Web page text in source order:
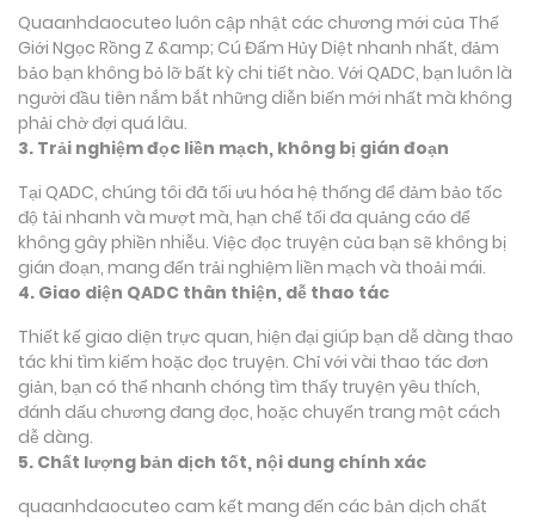
Quaanhdaocuteo luôn cập nhật các chương mới của Thế
Giới Ngọc Rồng Z &amp; Cú Đấm Hủy Diệt nhanh nhất, đảm
bảo bạn không bỏ lỡ bất kỳ chi tiết nào. Với QADC, bạn luôn là
người đầu tiên nắm bắt những diễn biến mới nhất mà không
phải chờ đợi quá lâu.
3. Trải nghiệm đọc liền mạch, không bị gián đoạn
Tại QADC, chúng tôi đã tối ưu hóa hệ thống để đảm bảo tốc
độ tải nhanh và mượt mà, hạn chế tối đa quảng cáo để
không gây phiền nhiễu. Việc đọc truyện của bạn sẽ không bị
gián đoạn, mang đến trải nghiệm liền mạch và thoải mái.
4. Giao diện QADC thân thiện, dễ thao tác
Thiết kế giao diện trực quan, hiện đại giúp bạn dễ dàng thao
tác khi tìm kiếm hoặc đọc truyện. Chỉ với vài thao tác đơn
giản, bạn có thể nhanh chóng tìm thấy truyện yêu thích,
đánh dấu chương đang đọc, hoặc chuyển trang một cách
dễ dàng.
5. Chất lượng bản dịch tốt, nội dung chính xác
quaanhdaocuteo cam kết mang đến các bản dịch chất